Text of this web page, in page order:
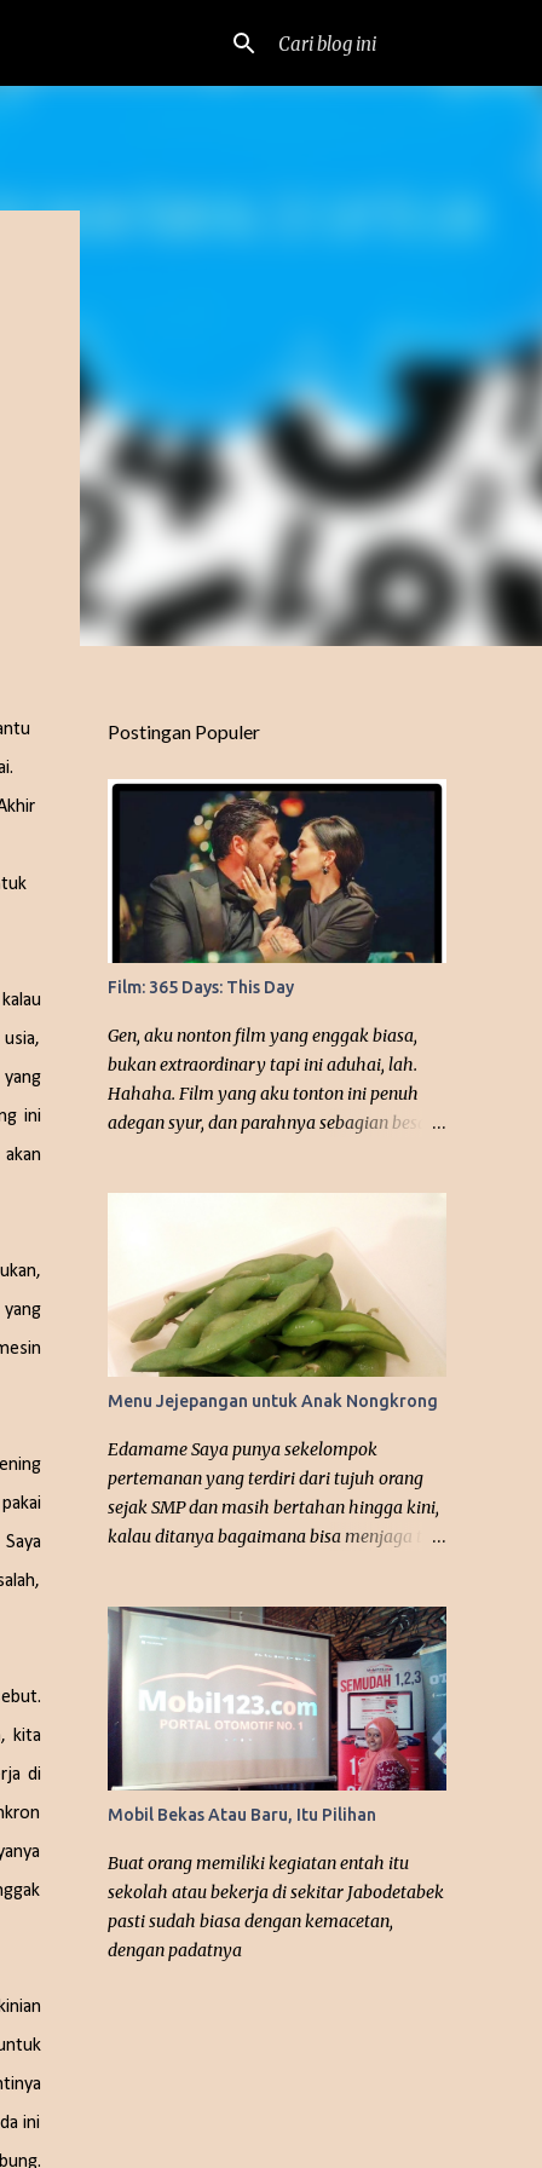
ini
kita
di
ini
Postingan Populer
Film: 365 Days: This Day
Gen, aku nonton film yang enggak biasa,
bukan extraordinary tapi ini aduhai, lah.
Hahaha. Film yang aku tonton ini penuh
adegan syur, dan parahnya sebagian besar
film terlalu dewasa. dok. Google Judul Film:
365 Days: This Day Tahun Rilis: 2022
Episode: - Platform: Netflix Asal Negara:
Polandia Sutradara: Barbara Bialowas,
Tomasz Mandes Penulis Skenario: Mojca
Tirs, Blanka Lipinska, Tomasz Mandes
Pemeran Utama: Anna-Maria “Laura”
Sieklucka, Michele “Massimo” Morrone,
Simone “Marcello” Susinna Genre: Drama,
Romance Rating: 5/10 Ini film terpanas
yang pernah aku tonton, dari awal sudah
pemeran utama, Massimo dan Laura. Alur
ceritanya enggak mudah diikuti, agak sulit,
kayaknya harus nonton film yang pertama
dulu “365 Days ” karena ada dialog-dialog
yang seolah mengingatkan...
Menu Jejepangan untuk Anak Nongkrong
Edamame Saya punya sekelompok
pertemanan yang terdiri dari tujuh orang
sejak SMP dan masih bertahan hingga kini,
kalau ditanya bagaimana bisa menjaga tali
Mobil Bekas Atau Baru, Itu Pilihan
Buat orang memiliki kegiatan entah itu
sekolah atau bekerja di sekitar Jabodetabek
pasti sudah biasa dengan kemacetan,
dengan padatnya